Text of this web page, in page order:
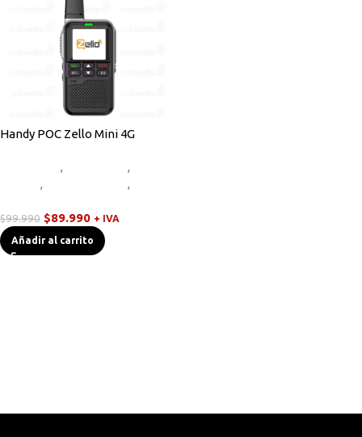
Handy POC Zello Mini 4G
, ,
, ,
$99.990 $89.990 + IVA
Añadir al carrito